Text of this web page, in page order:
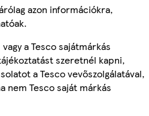
azon információkra,
a Tesco sajátmárkás
szeretnél kapni,
a Tesco vevőszolgálatával,
nem Tesco saját márkás